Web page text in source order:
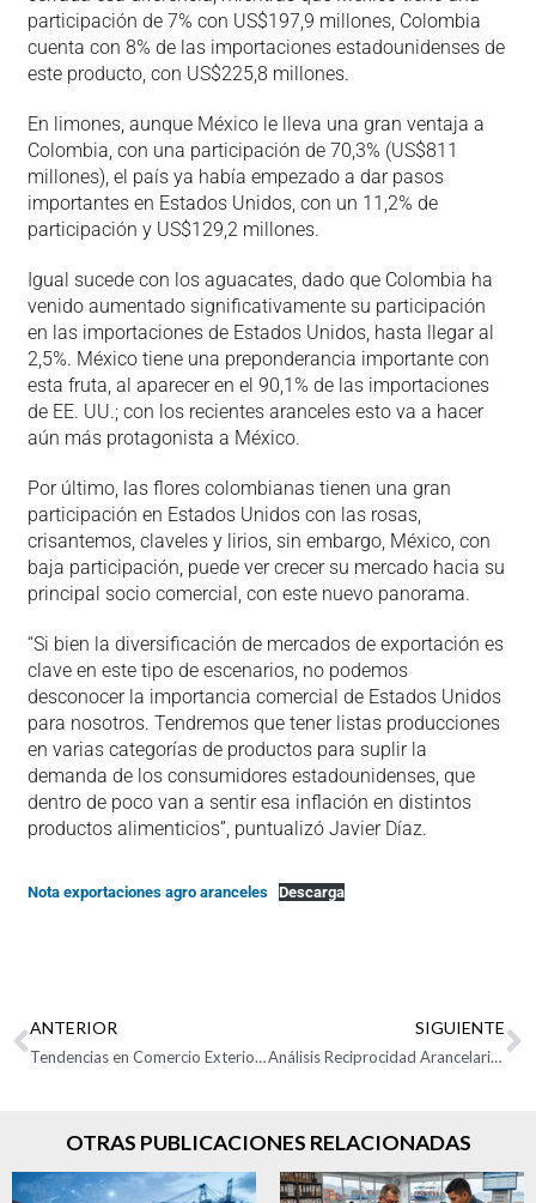
participación de 7% con US$197,9 millones, Colombia
cuenta con 8% de las importaciones estadounidenses de
este producto, con US$225,8 millones.
En limones, aunque México le lleva una gran ventaja a
Colombia, con una participación de 70,3% (US$811
millones), el país ya había empezado a dar pasos
importantes en Estados Unidos, con un 11,2% de
participación y US$129,2 millones.
Igual sucede con los aguacates, dado que Colombia ha
venido aumentado significativamente su participación
en las importaciones de Estados Unidos, hasta llegar al
2,5%. México tiene una preponderancia importante con
esta fruta, al aparecer en el 90,1% de las importaciones
de EE. UU.; con los recientes aranceles esto va a hacer
aún más protagonista a México.
Por último, las flores colombianas tienen una gran
participación en Estados Unidos con las rosas,
crisantemos, claveles y lirios, sin embargo, México, con
baja participación, puede ver crecer su mercado hacia su
principal socio comercial, con este nuevo panorama.
“Si bien la diversificación de mercados de exportación es
clave en este tipo de escenarios, no podemos
desconocer la importancia comercial de Estados Unidos
para nosotros. Tendremos que tener listas producciones
en varias categorías de productos para suplir la
demanda de los consumidores estadounidenses, que
dentro de poco van a sentir esa inflación en distintos
productos alimenticios”, puntualizó Javier Díaz.
Nota exportaciones agro aranceles Descarga
ANTERIOR
Tendencias en Comercio Exterior: análisis de conceptos emitidos por la DIAN
SIGUIENTE
Análisis Reciprocidad Arancelaria de EEUU
OTRAS PUBLICACIONES RELACIONADAS